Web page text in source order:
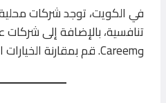
في الكويت، توجد شركات
وCareem. قم بمقارنة الخيارات المتاحة بناءً على احتياجاتك.